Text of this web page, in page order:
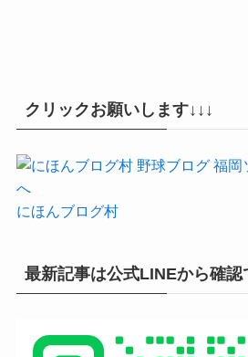
クリックお願いします↓↓↓
にほんブログ村
最新記事は公式LINEから確認